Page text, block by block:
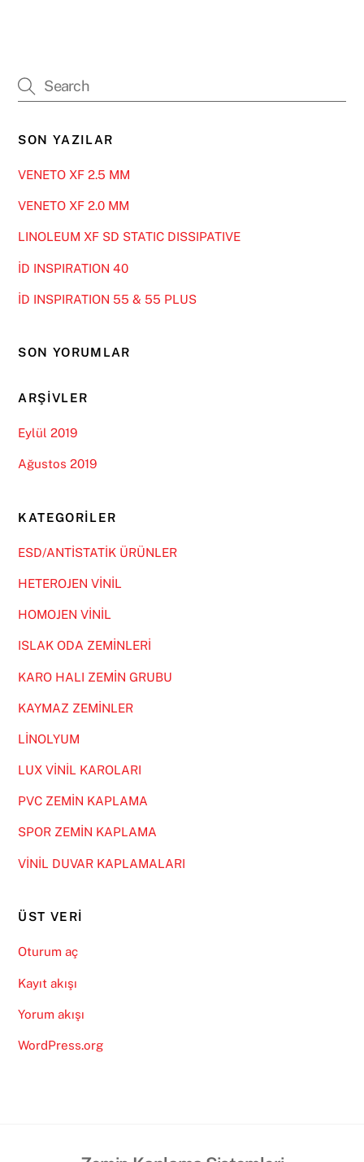
SON YAZILAR
VENETO XF 2.5 MM
VENETO XF 2.0 MM
LINOLEUM XF SD STATIC DISSIPATIVE
İD INSPIRATION 40
İD INSPIRATION 55 & 55 PLUS
SON YORUMLAR
ARŞIVLER
Eylül 2019
Ağustos 2019
KATEGORILER
ESD/ANTİSTATİK ÜRÜNLER
HETEROJEN VİNİL
HOMOJEN VİNİL
ISLAK ODA ZEMİNLERİ
KARO HALI ZEMİN GRUBU
KAYMAZ ZEMİNLER
LİNOLYUM
LUX VİNİL KAROLARI
PVC ZEMİN KAPLAMA
SPOR ZEMİN KAPLAMA
VİNİL DUVAR KAPLAMALARI
ÜST VERI
Oturum aç
Kayıt akışı
Yorum akışı
WordPress.org